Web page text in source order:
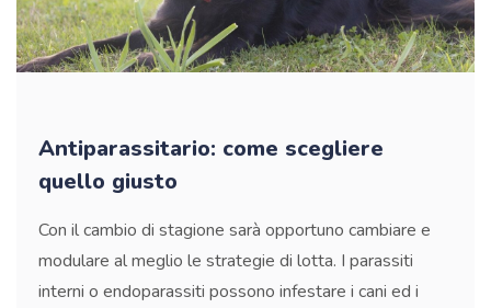
Antiparassitario: come scegliere
quello giusto
Con il cambio di stagione sarà opportuno cambiare e
modulare al meglio le strategie di lotta. I parassiti
interni o endoparassiti possono infestare i cani ed i